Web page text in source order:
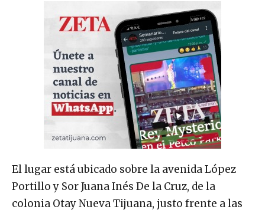
El lugar está ubicado sobre la avenida López
Portillo y Sor Juana Inés De la Cruz, de la
colonia Otay Nueva Tijuana, justo frente a las